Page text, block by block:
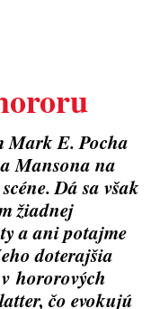
Mark E. Pocha
Mansona na
Dá sa však
žiadnej
a ani potajme
doterajšia
hororových
čo evokujú